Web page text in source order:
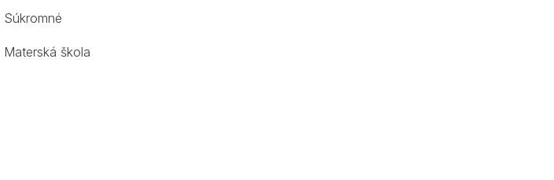
Súkromné
Materská škola